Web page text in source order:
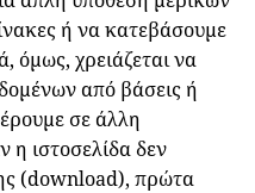
ή να κατεβάσουμε
όμως, χρειάζεται να
από βάσεις ή
σε άλλη
ιστοσελίδα δεν
(download), πρώτα